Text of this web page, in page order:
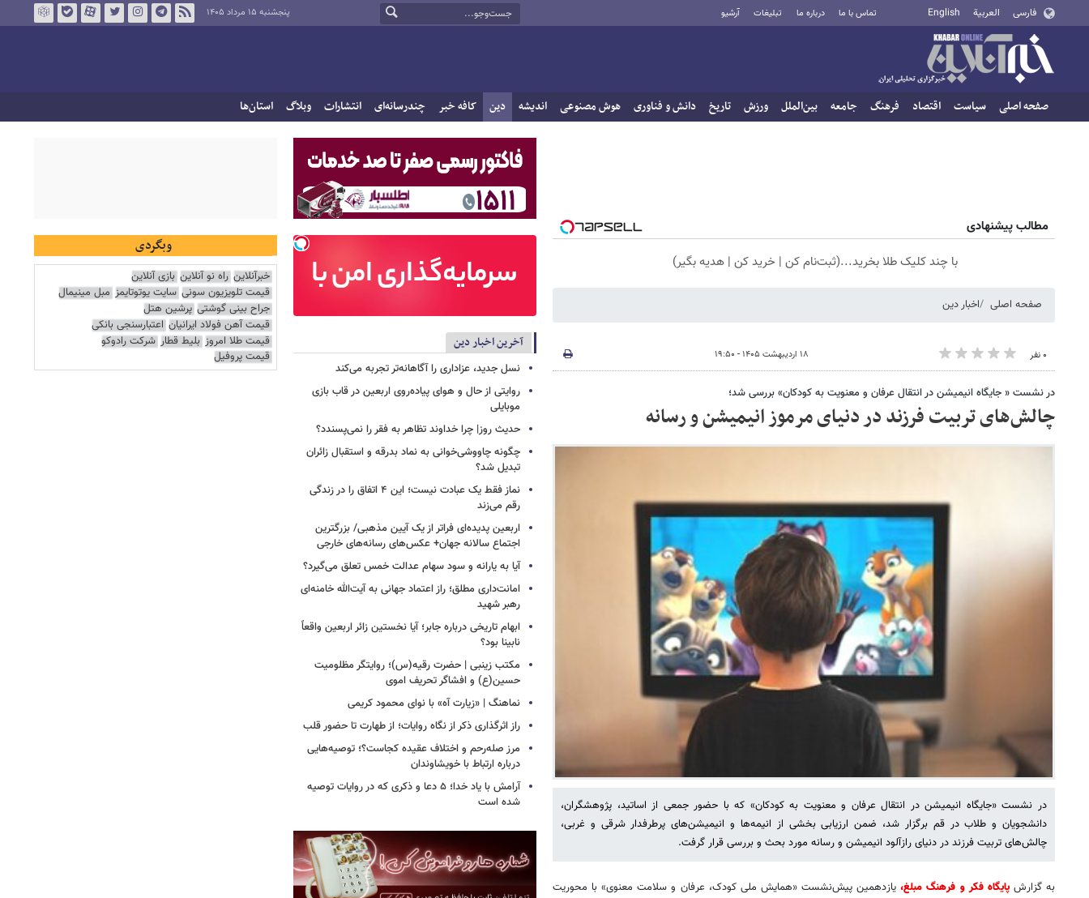
فارسی العربية English تماس با ما درباره ما تبلیغات آرشیو پنجشنبه ۱۵ مرداد ۱۴۰۵
صفحه اصلی سیاست اقتصاد فرهنگ جامعه بین‌الملل ورزش تاریخ دانش و فناوری هوش مصنوعی اندیشه دین کافه خبر چندرسانه‌ای انتشارات وبلاگ استان‌ها
مطالب پیشنهادی
با چند کلیک طلا بخرید...(ثبت‌نام کن | خرید کن | هدیه بگیر)
صفحه اصلی اخبار دین
۰ نفر ۱۸ اردیبهشت ۱۴۰۵ - ۱۹:۵۰
در نشست « جایگاه انیمیشن در انتقال عرفان و معنویت به کودکان» بررسی شد؛
چالش‌های تربیت فرزند در دنیای مرموز انیمیشن‌ و رسانه
در نشست «جایگاه انیمیشن در انتقال عرفان و معنویت به کودکان» که با حضور جمعی از اساتید، پژوهشگران،
دانشجویان و طلاب در قم برگزار شد، ضمن ارزیابی بخشی از انیمه‌ها و انیمیشن‌های پرطرفدار شرقی و غربی،
چالش‌های تربیت فرزند در دنیای رازآلود انیمیشن و رسانه مورد بحث و بررسی قرار گرفت.
به گزارشپایگاه فکر و فرهنگ مبلغ،یازدهمین پیش‌نشست «همایش ملی کودک، عرفان و سلامت معنوی» با محوریت
آخرین اخبار دین
نسل جدید، عزاداری را آگاهانه‌تر تجربه می‌کند
روایتی از حال و هوای پیاده‌روی اربعین در قاب بازی
موبایلی
حدیث روز| چرا خداوند تظاهر به فقر را نمی‌پسندد؟
چگونه چاووشی‌خوانی به نماد بدرقه و استقبال زائران
تبدیل شد؟
نماز فقط یک عبادت نیست؛ این ۴ اتفاق را در زندگی
رقم می‌زند
اربعین پدیده‌ای فراتر از یک آیین مذهبی/ بزرگترین
اجتماع سالانه جهان+ عکس‌های رسانه‌های خارجی
آیا به یارانه و سود سهام عدالت خمس تعلق می‌گیرد؟
امانت‌داری مطلق؛ راز اعتماد جهانی به آیت‌الله خامنه‌ای
رهبر شهید
ابهام تاریخی درباره جابر؛ آیا نخستین زائر اربعین واقعاً
نابینا بود؟
مکتب زینبی | حضرت رقیه(س)؛ روایتگر مظلومیت
حسین(ع) و افشاگر تحریف اموی
نماهنگ | «زیارت آه» با نوای محمود کریمی
راز اثرگذاری ذکر از نگاه روایات؛ از طهارت تا حضور قلب
مرز صله‌رحم و اختلاف عقیده کجاست؟؛ توصیه‌هایی
درباره ارتباط با خویشاوندان
آرامش با یاد خدا؛ ۵ دعا و ذکری که در روایات توصیه
شده است
وبگردی
خبرآنلاین راه نو آنلاین بازی آنلاین
قیمت تلویزیون سونی سایت یوتوتایمز مبل مینیمال
جراح بینی گوشتی پرشین هتل
قیمت آهن فولاد ایرانیان اعتبارسنجی بانکی
قیمت طلا امروز بلیط قطار شرکت رادوکو
قیمت پروفیل